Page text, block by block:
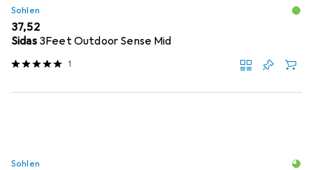
Sohlen
EUR
37,52
Sidas 3Feet Outdoor Sense Mid
1
Sohlen